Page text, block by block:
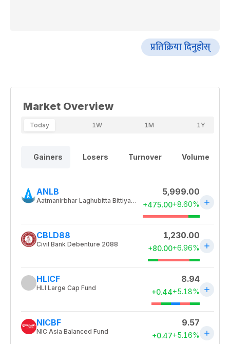
प्रतिक्रिया दिनुहोस्